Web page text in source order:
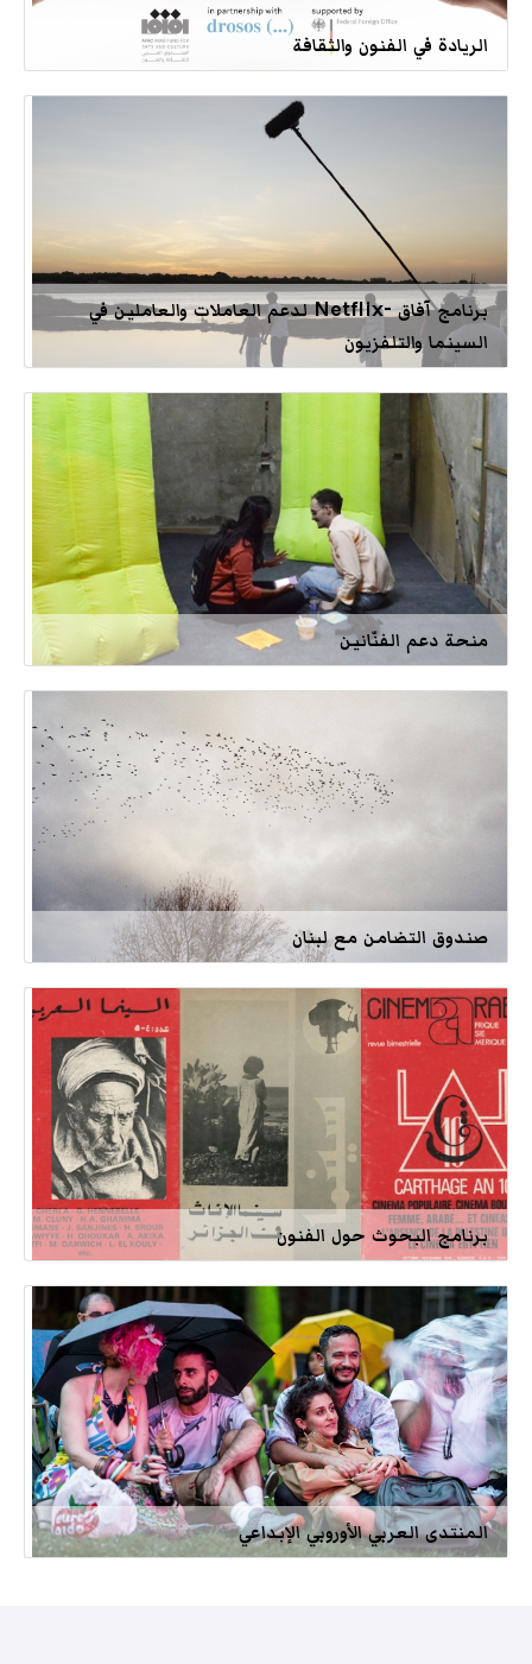
الريادة في الفنون والثقافة
برنامج آفاق -Netflix لدعم العاملات والعاملين في
السينما والتلفزيون
منحة دعم الفنّانين
صندوق التضامن مع لبنان
برنامج البحوث حول الفنون
المنتدى العربي الأوروبي الإبداعي